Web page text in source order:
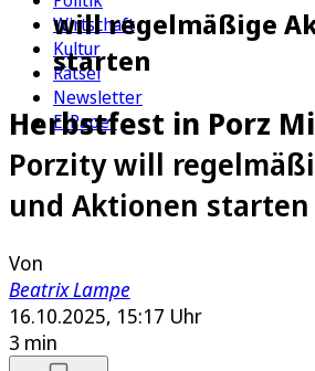
Wirtschaft
Kultur
Rätsel
Newsletter
E-Paper
will regelmäßige
starten
Herbstfest in Porz
Porzity will
und Aktionen starten
Von
Beatrix Lampe
16.10.2025, 15:17 Uhr
3 min